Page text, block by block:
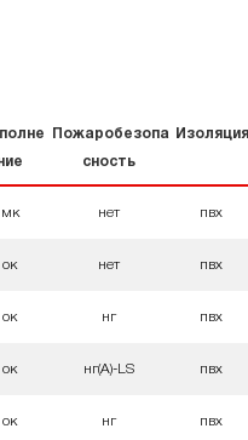
Пожаробезопа
сность
Изоляция
мк нет пвх
ок нет пвх
ок нг пвх
ок нг(A)-LS пвх
ок нг пвх